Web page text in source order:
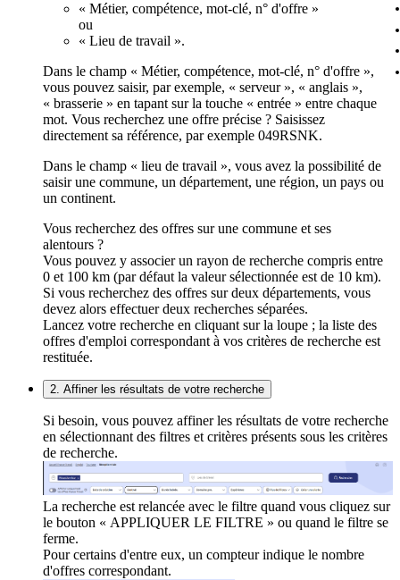
« Métier, compétence, mot-clé, n° d'offre »
ou
« Lieu de travail ».
Dans le champ « Métier, compétence, mot-clé, n° d'offre »,
vous pouvez saisir, par exemple, « serveur », « anglais »,
« brasserie » en tapant sur la touche « entrée » entre chaque
mot. Vous recherchez une offre précise ? Saisissez
directement sa référence, par exemple 049RSNK.
Dans le champ « lieu de travail », vous avez la possibilité de
saisir une commune, un département, une région, un pays ou
un continent.
Vous recherchez des offres sur une commune et ses
alentours ?
Vous pouvez y associer un rayon de recherche compris entre
0 et 100 km (par défaut la valeur sélectionnée est de 10 km).
Si vous recherchez des offres sur deux départements, vous
devez alors effectuer deux recherches séparées.
Lancez votre recherche en cliquant sur la loupe ; la liste des
offres d'emploi correspondant à vos critères de recherche est
restituée.
2. Affiner les résultats de votre recherche
Si besoin, vous pouvez affiner les résultats de votre recherche
en sélectionnant des filtres et critères présents sous les critères
de recherche.
La recherche est relancée avec le filtre quand vous cliquez sur
le bouton « APPLIQUER LE FILTRE » ou quand le filtre se
ferme.
Pour certains d'entre eux, un compteur indique le nombre
d'offres correspondant.